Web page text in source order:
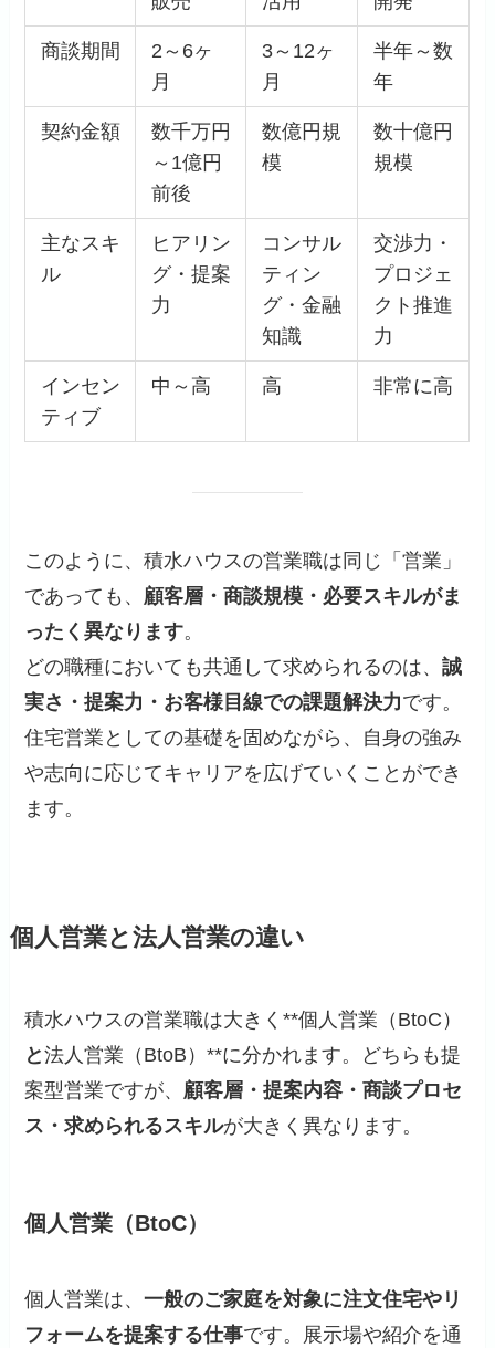
商談期間
2～6ヶ
月
3～12ヶ
月
半年～数
年
契約金額
数千万円
～1億円
前後
数億円規
模
数十億円
規模
主なスキ
ル
ヒアリン
グ・提案
力
コンサル
ティン
グ・金融
知識
交渉力・
プロジェ
クト推進
力
インセン
ティブ
中～高 高 非常に高
このように、積水ハウスの営業職は同じ「営業」
であっても、 顧客層・商談規模・必要スキルがま
ったく異なります。
どの職種においても共通して求められるのは、誠
実さ・提案力・お客様目線での課題解決力です。
住宅営業としての基礎を固めながら、自身の強み
や志向に応じてキャリアを広げていくことができ
ます。
個人営業と法人営業の違い
積水ハウスの営業職は大きく**個人営業（BtoC）
と法人営業（BtoB）**に分かれます。どちらも提
案型営業ですが、 顧客層・提案内容・商談プロセ
ス・求められるスキルが大きく異なります。
個人営業（BtoC）
個人営業は、一般のご家庭を対象に注文住宅やリ
フォームを提案する仕事です。展示場や紹介を通